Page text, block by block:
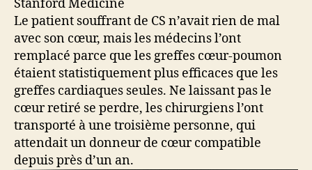
Le patient souffrant de CS n’avait rien de mal
avec son cœur, mais les médecins l’ont
remplacé parce que les greffes cœur-poumon
étaient statistiquement plus efficaces que les
greffes cardiaques seules. Ne laissant pas le
cœur retiré se perdre, les chirurgiens l’ont
transporté à une troisième personne, qui
attendait un donneur de cœur compatible
depuis près d’un an.